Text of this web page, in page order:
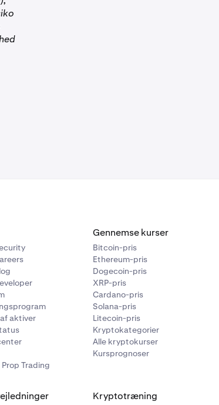
aktiver
Trading
Gennemse kurser
Bitcoin-pris
Ethereum-pris
Dogecoin-pris
XRP-pris
Cardano-pris
Solana-pris
Litecoin-pris
Kryptokategorier
Alle kryptokurser
Kursprognoser
Kryptotræning